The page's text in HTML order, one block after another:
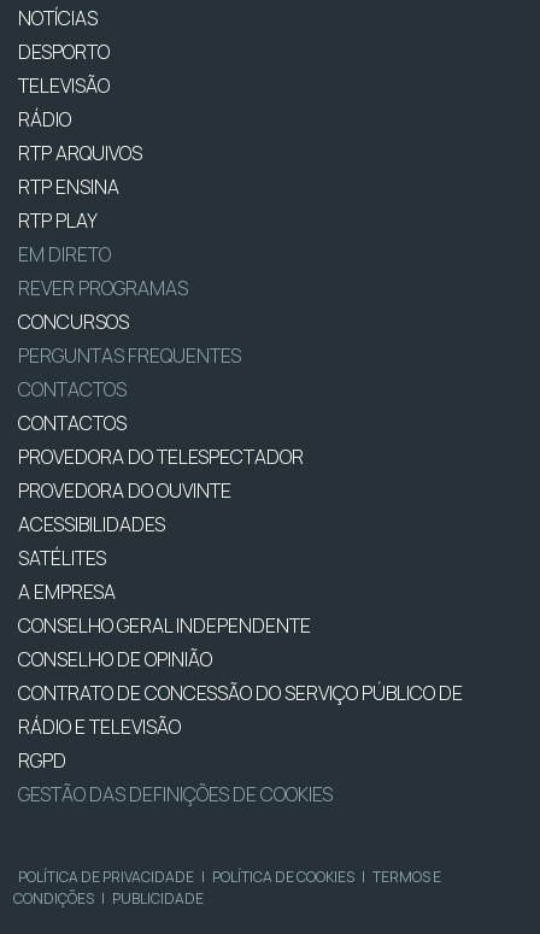
NOTÍCIAS
DESPORTO
TELEVISÃO
RÁDIO
RTP ARQUIVOS
RTP ENSINA
RTP PLAY
EM DIRETO
REVER PROGRAMAS
CONCURSOS
PERGUNTAS FREQUENTES
CONTACTOS
CONTACTOS
PROVEDORA DO TELESPECTADOR
PROVEDORA DO OUVINTE
ACESSIBILIDADES
SATÉLITES
A EMPRESA
CONSELHO GERAL INDEPENDENTE
CONSELHO DE OPINIÃO
CONTRATO DE CONCESSÃO DO SERVIÇO PÚBLICO DE
RÁDIO E TELEVISÃO
RGPD
GESTÃO DAS DEFINIÇÕES DE COOKIES
POLÍTICA DE PRIVACIDADE | POLÍTICA DE COOKIES | TERMOS E
CONDIÇÕES | PUBLICIDADE